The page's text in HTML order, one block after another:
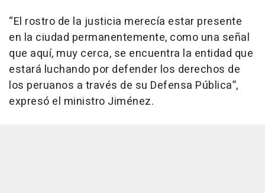
“El rostro de la justicia merecía estar presente
en la ciudad permanentemente, como una señal
que aquí, muy cerca, se encuentra la entidad que
estará luchando por defender los derechos de
los peruanos a través de su Defensa Pública”,
expresó el ministro Jiménez.